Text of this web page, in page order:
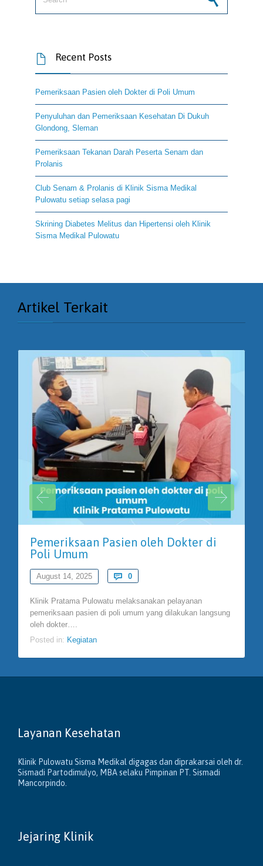
 Recent Posts
Pemeriksaan Pasien oleh Dokter di Poli Umum
Penyuluhan dan Pemeriksaan Kesehatan Di Dukuh
Glondong, Sleman
Pemeriksaan Tekanan Darah Peserta Senam dan
Prolanis
Club Senam & Prolanis di Klinik Sisma Medikal
Pulowatu setiap selasa pagi
Skrining Diabetes Melitus dan Hipertensi oleh Klinik
Sisma Medikal Pulowatu
Artikel Terkait
Pemeriksaan Pasien oleh Dokter di
Poli Umum
August 14, 2025  0Comments
Klinik Pratama Pulowatu melaksanakan pelayanan
pemeriksaan pasien di poli umum yang dilakukan langsung
oleh dokter….
Posted in: Kegiatan
Layanan Kesehatan
Klinik Pulowatu Sisma Medikal digagas dan diprakarsai oleh dr.
Sismadi Partodimulyo, MBA selaku Pimpinan PT. Sismadi
Mancorpindo.
Jejaring Klinik